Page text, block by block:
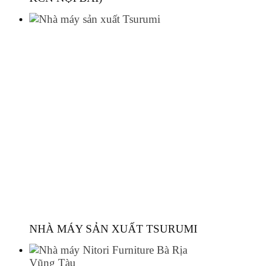
NHÀ MÁY SẢN XUẤT TSURUMI